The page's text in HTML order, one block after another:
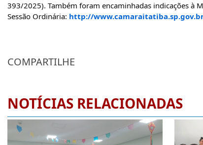
393/2025). Também foram encaminhadas indicações à
Sessão Ordinária: http://
COMPARTILHE
NOTÍCIAS RELACIONADAS